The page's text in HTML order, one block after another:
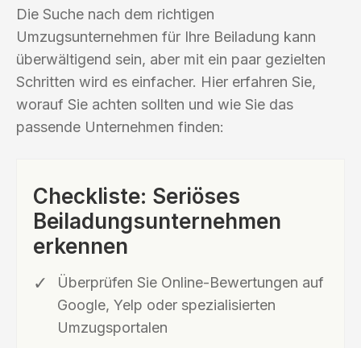
Die Suche nach dem richtigen
Umzugsunternehmen für Ihre Beiladung kann
überwältigend sein, aber mit ein paar gezielten
Schritten wird es einfacher. Hier erfahren Sie,
worauf Sie achten sollten und wie Sie das
passende Unternehmen finden:
Checkliste: Seriöses
Beiladungsunternehmen
erkennen
Überprüfen Sie Online-Bewertungen auf
Google, Yelp oder spezialisierten
Umzugsportalen